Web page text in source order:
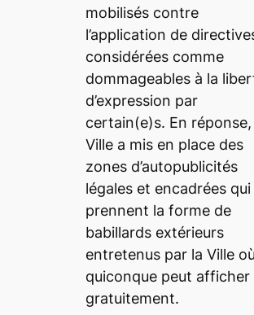
mobilisés contre
l’application de
considérées comme
dommageables à la
d’expression par
certain(e)s. En réponse,
Ville a mis en place des
zones d’autopublicités
légales et encadrées qui
prennent la forme de
babillards extérieurs
entretenus par la Ville où
quiconque peut afficher
gratuitement.